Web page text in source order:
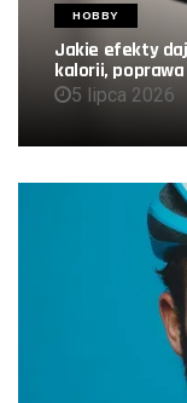
HOBBY
Jakie efekty
kalorii,
5 lipca 2026